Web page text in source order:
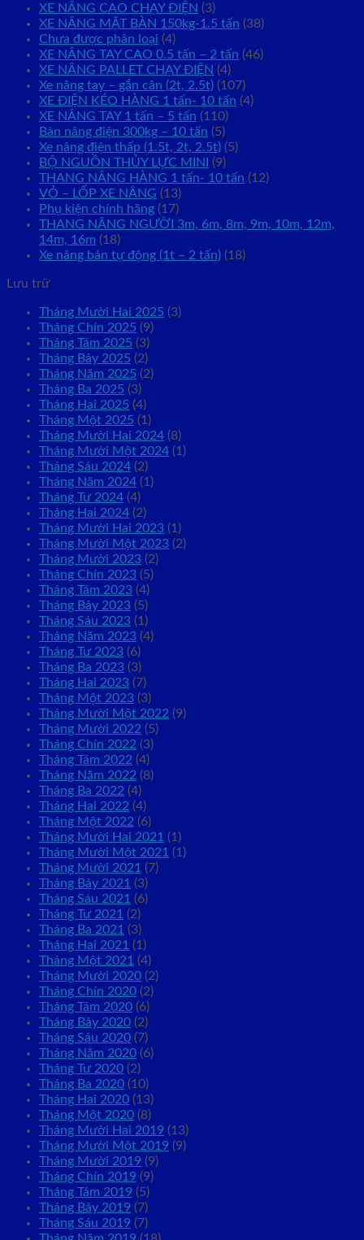
XE NÂNG CAO CHẠY ĐIỆN (3)
XE NÂNG MẶT BÀN 150kg-1.5 tấn (38)
Chưa được phân loại (4)
XE NÂNG TAY CAO 0.5 tấn – 2 tấn (46)
XE NÂNG PALLET CHẠY ĐIỆN (4)
Xe nâng tay – gắn cân (2t, 2.5t) (107)
XE ĐIỆN KÉO HÀNG 1 tấn- 10 tấn (4)
XE NÂNG TAY 1 tấn – 5 tấn (110)
Bàn nâng điện 300kg – 10 tấn (5)
Xe nâng điện thấp (1.5t, 2t, 2.5t) (5)
BỘ NGUỒN THỦY LỰC MINI
(9)
THANG NÂNG HÀNG 1 tấn- 10 tấn (12)
VỎ – LỐP XE NÂNG (13)
Phụ kiện chính hãng (17)
THANG NÂNG NGƯỜI 3m, 6m, 8m, 9m, 10m, 12m,
14m, 16m (18)
Xe nâng bán tự động (1t – 2 tấn) (18)
Lưu trữ
Tháng Mười Hai 2025 (3)
Tháng Chín 2025 (9)
Tháng Tám 2025 (3)
Tháng Bảy 2025 (2)
Tháng Năm 2025 (2)
Tháng Ba 2025 (3)
Tháng Hai 2025 (4)
Tháng Một 2025 (1)
Tháng Mười Hai 2024 (8)
Tháng Mười Một 2024 (1)
Tháng Sáu 2024 (2)
Tháng Năm 2024 (1)
Tháng Tư 2024 (4)
Tháng Hai 2024 (2)
Tháng Mười Hai 2023 (1)
Tháng Mười Một 2023 (2)
Tháng Mười 2023 (2)
Tháng Chín 2023 (5)
Tháng Tám 2023 (4)
Tháng Bảy 2023 (5)
Tháng Sáu 2023 (1)
Tháng Năm 2023 (4)
Tháng Tư 2023 (6)
Tháng Ba 2023 (3)
Tháng Hai 2023 (7)
Tháng Một 2023 (3)
Tháng Mười Một 2022 (9)
Tháng Mười 2022 (5)
Tháng Chín 2022 (3)
Tháng Tám 2022 (4)
Tháng Năm 2022 (8)
Tháng Ba 2022 (4)
Tháng Hai 2022 (4)
Tháng Một 2022 (6)
Tháng Mười Hai 2021 (1)
Tháng Mười Một 2021 (1)
Tháng Mười 2021 (7)
Tháng Bảy 2021 (3)
Tháng Sáu 2021 (6)
Tháng Tư 2021 (2)
Tháng Ba 2021 (3)
Tháng Hai 2021 (1)
Tháng Một 2021 (4)
Tháng Mười 2020 (2)
Tháng Chín 2020 (2)
Tháng Tám 2020 (6)
Tháng Bảy 2020 (2)
Tháng Sáu 2020 (7)
Tháng Năm 2020 (6)
Tháng Tư 2020 (2)
Tháng Ba 2020 (10)
Tháng Hai 2020 (13)
Tháng Một 2020 (8)
Tháng Mười Hai 2019 (13)
Tháng Mười Một 2019 (9)
Tháng Mười 2019 (9)
Tháng Chín 2019 (9)
Tháng Tám 2019 (5)
Tháng Bảy 2019 (7)
Tháng Sáu 2019 (7)